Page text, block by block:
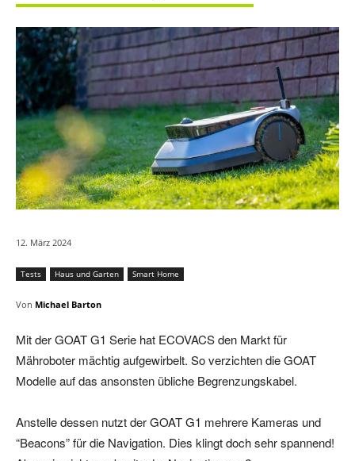
12. März 2024
Tests Haus und Garten Smart Home
Von Michael Barton
Mit der GOAT G1 Serie hat ECOVACS den Markt für
Mähroboter mächtig aufgewirbelt. So verzichten die GOAT
Modelle auf das ansonsten übliche Begrenzungskabel.
Anstelle dessen nutzt der GOAT G1 mehrere Kameras und
“Beacons” für die Navigation. Dies klingt doch sehr spannend!